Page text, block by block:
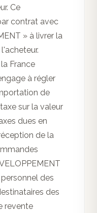
Ce
contrat avec
» à livrer la
France
à régler
de
sur la valeur
dues en
de la
des
des
revente